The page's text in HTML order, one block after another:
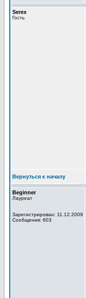
Serex
Гость
Вернуться к началу
Beginner
Лауреат
Зарегистрирован: 11.12.2009
Сообщения: 603